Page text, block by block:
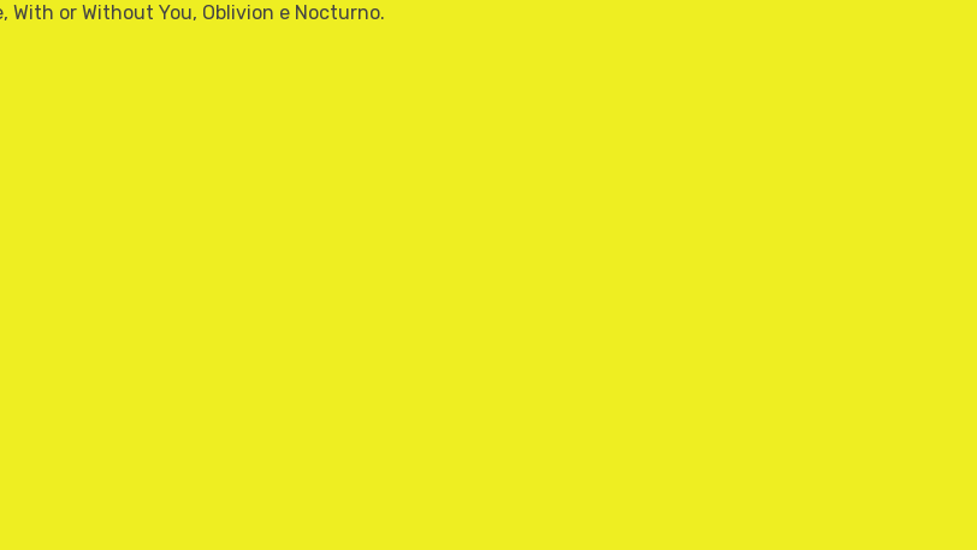
or Without You, Oblivion e Nocturno.